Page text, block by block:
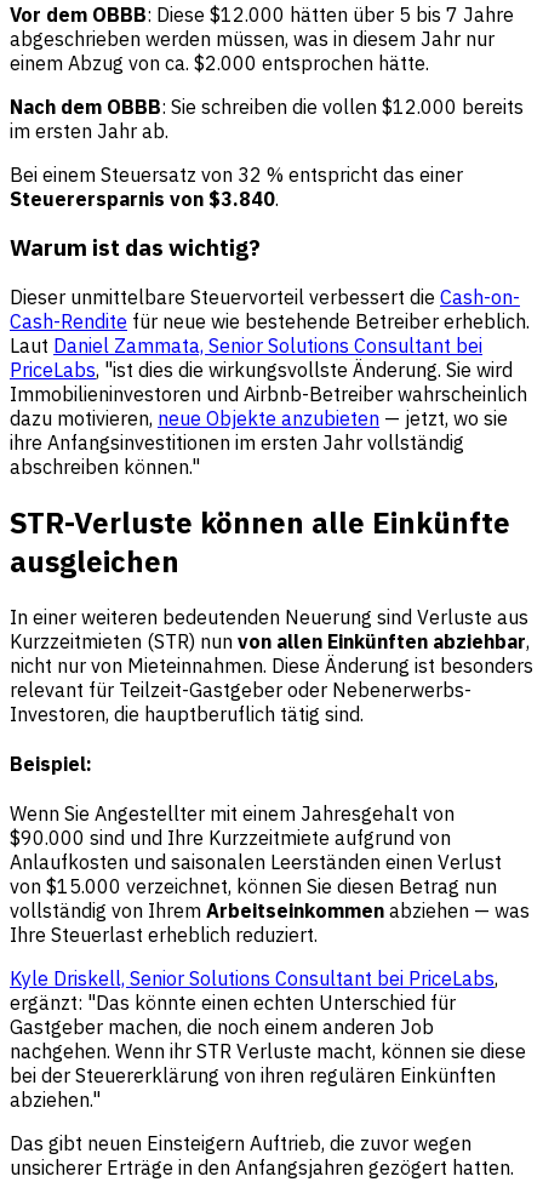
Vor dem OBBB: Diese $12.000 hätten über 5 bis 7 Jahre
abgeschrieben werden müssen, was in diesem Jahr nur
einem Abzug von ca. $2.000 entsprochen hätte.
Nach dem OBBB: Sie schreiben die vollen $12.000 bereits
im ersten Jahr ab.
Bei einem Steuersatz von 32 % entspricht das einer
Steuerersparnis von $3.840.
Warum ist das wichtig?
Dieser unmittelbare Steuervorteil verbessert die Cash-on-
Cash-Rendite für neue wie bestehende Betreiber erheblich.
Laut Daniel Zammata, Senior Solutions Consultant bei
PriceLabs, "ist dies die wirkungsvollste Änderung. Sie wird
Immobilieninvestoren und Airbnb-Betreiber wahrscheinlich
dazu motivieren, neue Objekte anzubieten — jetzt, wo sie
ihre Anfangsinvestitionen im ersten Jahr vollständig
abschreiben können."
STR-Verluste können alle Einkünfte
ausgleichen
In einer weiteren bedeutenden Neuerung sind Verluste aus
Kurzzeitmieten (STR) nun von allen Einkünften abziehbar,
nicht nur von Mieteinnahmen. Diese Änderung ist besonders
relevant für Teilzeit-Gastgeber oder Nebenerwerbs-
Investoren, die hauptberuflich tätig sind.
Beispiel:
Wenn Sie Angestellter mit einem Jahresgehalt von
$90.000 sind und Ihre Kurzzeitmiete aufgrund von
Anlaufkosten und saisonalen Leerständen einen Verlust
von $15.000 verzeichnet, können Sie diesen Betrag nun
vollständig von Ihrem Arbeitseinkommen abziehen — was
Ihre Steuerlast erheblich reduziert.
Kyle Driskell, Senior Solutions Consultant bei PriceLabs,
ergänzt: "Das könnte einen echten Unterschied für
Gastgeber machen, die noch einem anderen Job
nachgehen. Wenn ihr STR Verluste macht, können sie diese
bei der Steuererklärung von ihren regulären Einkünften
abziehen."
Das gibt neuen Einsteigern Auftrieb, die zuvor wegen
unsicherer Erträge in den Anfangsjahren gezögert hatten.